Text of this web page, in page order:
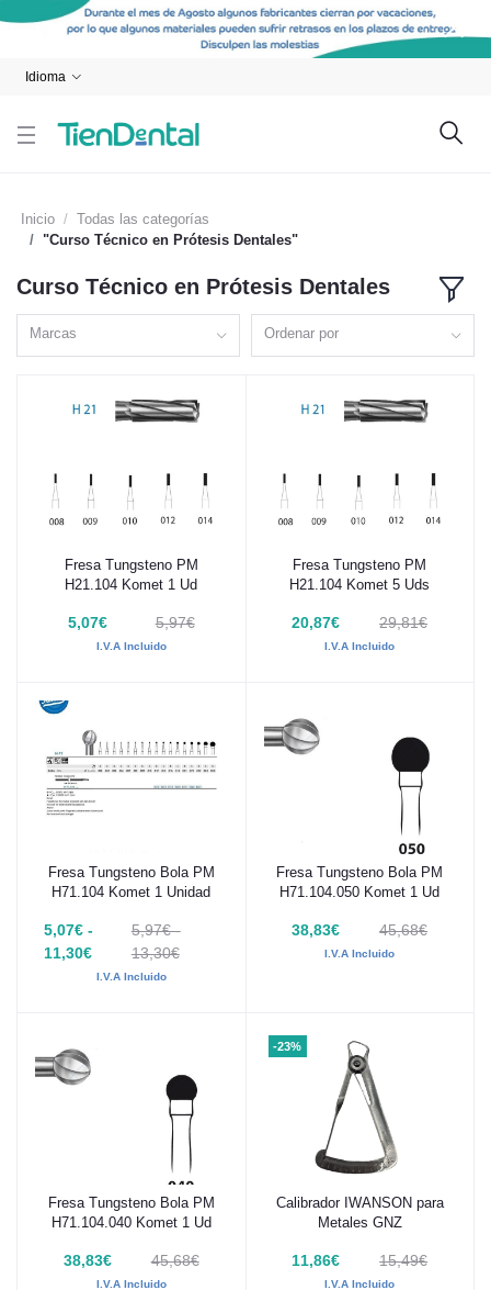
Idioma
Inicio
Todas las categorías
"Curso Técnico en Prótesis Dentales"
Curso Técnico en Prótesis Dentales
Marcas Ordenar por
Añadir al carrito
Fresa Tungsteno PM
H21.104 Komet 1 Ud
5,07€ 5,97€
I.V.A Incluido
Añadir al carrito
Fresa Tungsteno PM
H21.104 Komet 5 Uds
20,87€ 29,81€
I.V.A Incluido
Añadir al carrito
Fresa Tungsteno Bola PM
H71.104 Komet 1 Unidad
5,07€ -
11,30€
5,97€ -
13,30€
I.V.A Incluido
Añadir al carrito
Fresa Tungsteno Bola PM
H71.104.050 Komet 1 Ud
38,83€ 45,68€
I.V.A Incluido
Añadir al carrito
Fresa Tungsteno Bola PM
H71.104.040 Komet 1 Ud
38,83€ 45,68€
I.V.A Incluido
-23%
Añadir al carrito
Calibrador IWANSON para
Metales GNZ
11,86€ 15,49€
I.V.A Incluido